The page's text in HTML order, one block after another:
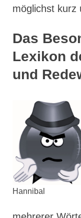
möglichst kurz
Das
Lexikon
und
Hannibal